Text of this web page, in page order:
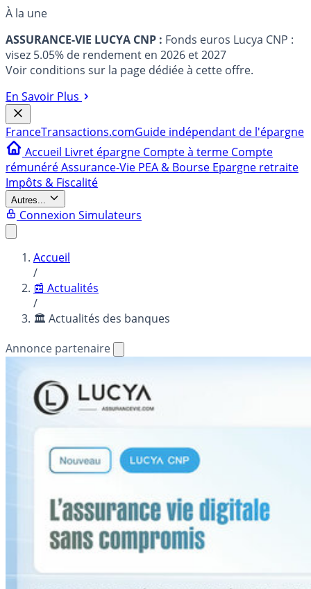
À la une
ASSURANCE-VIE LUCYA CNP : Fonds euros Lucya CNP :
visez 5.05% de rendement en 2026 et 2027
Voir conditions sur la page dédiée à cette offre.
En Savoir Plus
FranceTransactions.comGuide indépendant de l'épargne
Accueil Livret épargne Compte à terme Compte
rémunéréAssurance-Vie PEA & Bourse Epargne retraite
Impôts & Fiscalité
Autres...
Connexion Simulateurs
Accueil
/
📰 Actualités
/
🏛️ Actualités des banques
Annonce partenaire